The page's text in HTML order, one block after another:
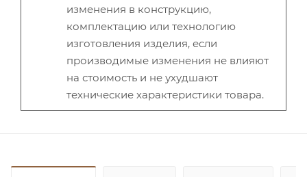
изменения в конструкцию,
комплектацию или технологию
изготовления изделия, если
производимые изменения не влияют
на стоимость и не ухудшают
технические характеристики товара.